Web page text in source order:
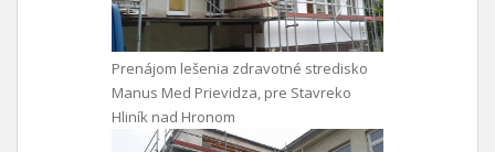
Prenájom lešenia zdravotné stredisko
Manus Med Prievidza, pre Stavreko
Hliník nad Hronom